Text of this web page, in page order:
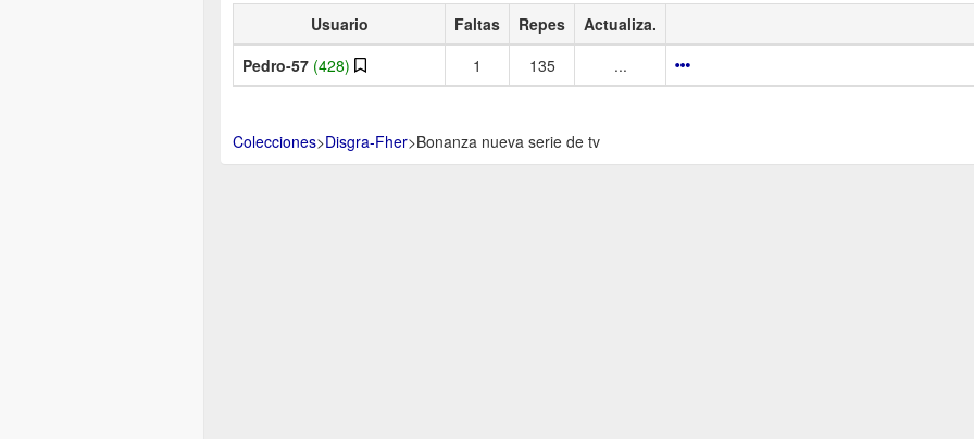
Usuario Faltas Repes Actualiza.
Pedro-57 (428) 1 135 ...
Colecciones>Disgra-Fher>Bonanza nueva serie de tv